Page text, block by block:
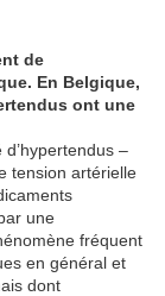
de
En Belgique,
ont une
–
tension artérielle
une
fréquent
en général et
dont